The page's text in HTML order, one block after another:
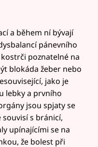
a během ní bývají
pánevního
poznatelné na
blokáda žeber nebo
jako je
lebky a prvního
jsou spjaty se
s bránicí,
upínajícími se na
že bolest při